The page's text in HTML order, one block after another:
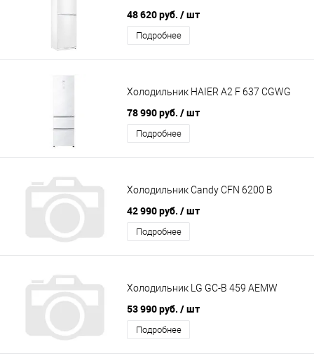
48 620 руб. / шт
Подробнее
Холодильник HAIER A2 F 637 CGWG
78 990 руб. / шт
Подробнее
Холодильник Candy CFN 6200 B
42 990 руб. / шт
Подробнее
Холодильник LG GC-B 459 AEMW
53 990 руб. / шт
Подробнее